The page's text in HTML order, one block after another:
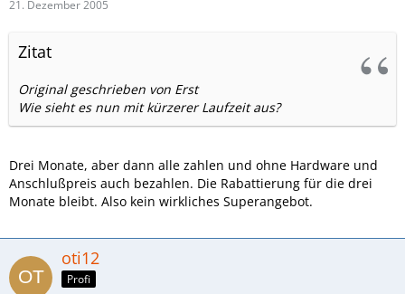
21. Dezember 2005
Zitat
Original geschrieben von Erst
Wie sieht es nun mit kürzerer Laufzeit aus?
Drei Monate, aber dann alle zahlen und ohne Hardware und
Anschlußpreis auch bezahlen. Die Rabattierung für die drei
Monate bleibt. Also kein wirkliches Superangebot.
oti12
Profi